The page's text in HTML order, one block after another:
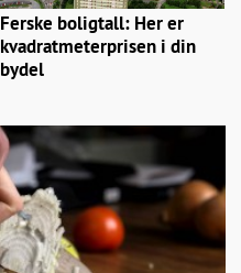
Ferske boligtall: Her er
kvadratmeterprisen i din
bydel